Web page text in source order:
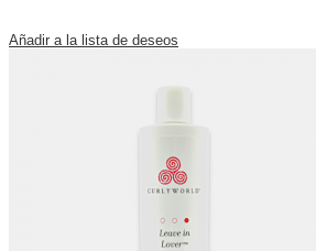
Añadir a la lista de deseos